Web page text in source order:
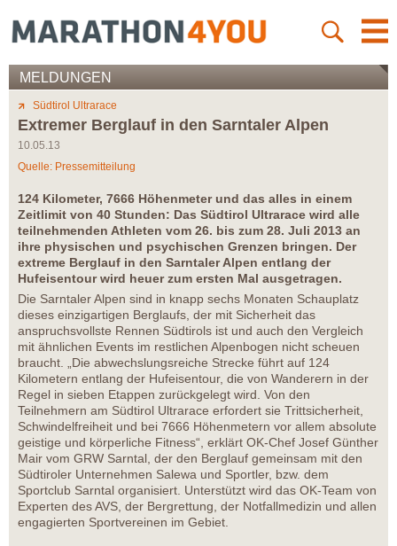
MELDUNGEN
Südtirol Ultrarace
Extremer Berglauf in den Sarntaler Alpen
10.05.13
Quelle: Pressemitteilung
124 Kilometer, 7666 Höhenmeter und das alles in einem
Zeitlimit von 40 Stunden: Das Südtirol Ultrarace wird alle
teilnehmenden Athleten vom 26. bis zum 28. Juli 2013 an
ihre physischen und psychischen Grenzen bringen. Der
extreme Berglauf in den Sarntaler Alpen entlang der
Hufeisentour wird heuer zum ersten Mal ausgetragen.
Die Sarntaler Alpen sind in knapp sechs Monaten Schauplatz
dieses einzigartigen Berglaufs, der mit Sicherheit das
anspruchsvollste Rennen Südtirols ist und auch den Vergleich
mit ähnlichen Events im restlichen Alpenbogen nicht scheuen
braucht. „Die abwechslungsreiche Strecke führt auf 124
Kilometern entlang der Hufeisentour, die von Wanderern in der
Regel in sieben Etappen zurückgelegt wird. Von den
Teilnehmern am Südtirol Ultrarace erfordert sie Trittsicherheit,
Schwindelfreiheit und bei 7666 Höhenmetern vor allem absolute
geistige und körperliche Fitness“, erklärt OK-Chef Josef Günther
Mair vom GRW Sarntal, der den Berglauf gemeinsam mit den
Südtiroler Unternehmen Salewa und Sportler, bzw. dem
Sportclub Sarntal organisiert. Unterstützt wird das OK-Team von
Experten des AVS, der Bergrettung, der Notfallmedizin und allen
engagierten Sportvereinen im Gebiet.